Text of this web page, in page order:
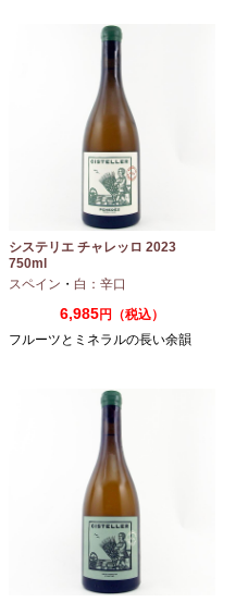
システリエ チャレッロ 2023
750ml
スペイン ・ 白：辛口
6,985円（税込）
フルーツとミネラルの長い余韻